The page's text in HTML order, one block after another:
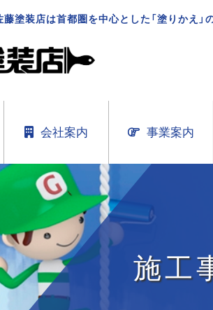
塗装店は首都圏を中心とした「塗りかえ」
会社案内 事業案内
施工